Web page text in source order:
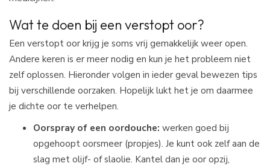
Wat te doen bij een verstopt oor?
Een verstopt oor krijg je soms vrij gemakkelijk weer open.
Andere keren is er meer nodig en kun je het probleem niet
zelf oplossen. Hieronder volgen in ieder geval bewezen tips
bij verschillende oorzaken. Hopelijk lukt het je om daarmee
je dichte oor te verhelpen.
Oorspray of een oordouche: werken goed bij
opgehoopt oorsmeer (propjes). Je kunt ook zelf aan de
slag met olijf- of slaolie. Kantel dan je oor opzij,